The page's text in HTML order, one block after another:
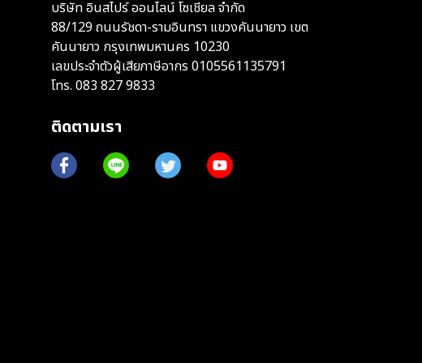
บริษัท อินสไปร์ ออนไลน์ โซเชียล จำกัด
88/129 ถนนรัชดา-รามอินทรา แขวงคันนายาว เขต
คันนายาว กรุงเทพมหานคร 10230
เลขประจำตัวผู้เสียภาษีอากร 0105561135791
โทร. 083 827 9833
ติดตามเรา